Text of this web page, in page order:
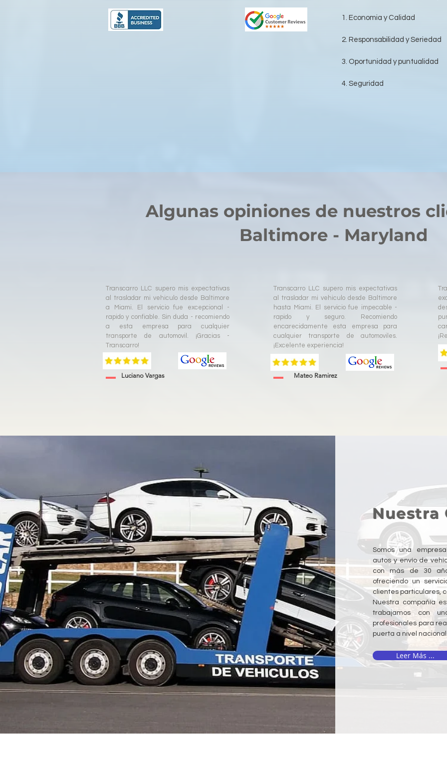
1. Economia y Calidad
2. Responsabilidad y Seriedad
3. Oportunidad y puntualidad
4. Seguridad
Algunas opiniones de nuestros
Baltimore - Maryland
Transcarro LLC supero mis expectativas
al trasladar mi vehiculo desde Baltimore
a Miami. El servicio fue excepcional -
rapido y confiable. Sin duda - recomiendo
a esta empresa para cualquier
transporte de automovil. ¡Gracias -
Transcarro!
Luciano Vargas
Transcarro LLC supero mis expectativas
al trasladar mi vehiculo desde Baltimore
hasta Miami. El servicio fue impecable -
rapido y seguro. Recomiendo
encarecidamente esta empresa para
cualquier transporte de automoviles.
¡Excelente experiencia!
Mateo Ramirez
Nuestra
Somos una
autos y envío de
con más de 30
ofreciendo un
clientes particulares,
Nuestra compañía
trabajamos con
profesionales para
puerta a nivel
Leer Más ...